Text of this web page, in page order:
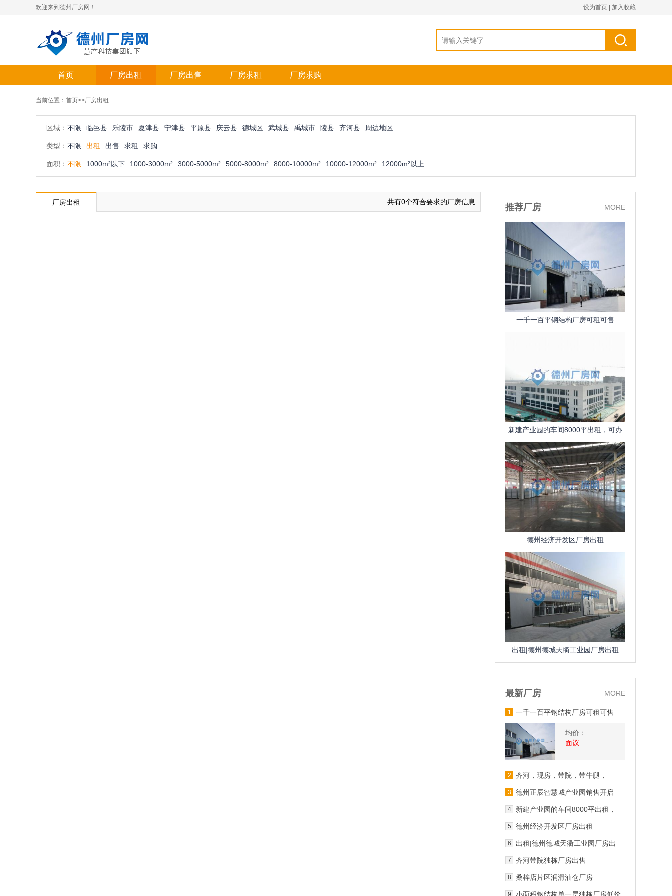
欢迎来到德州厂房网！ 设为首页 加入收藏
首页 厂房出租 厂房出售 厂房求租 厂房求购
当前位置： 首页>>厂房出租
区域： 不限 临邑县 乐陵市 夏津县 宁津县 平原县 庆云县 德城区 武城县 禹城市 陵县 齐河县 周边地区
类型： 不限 出租 出售 求租 求购
面积： 不限 1000m²以下 1000-3000m² 3000-5000m² 5000-8000m² 8000-10000m² 10000-12000m² 12000m²以上
厂房出租 共有0个符合要求的厂房信息
推荐厂房 MORE
一千一百平钢结构厂房可租可售
新建产业园的车间8000平出租，可办
公，交通便利
德州经济开发区厂房出租
出租|德州德城天衢工业园厂房出租
最新厂房 MORE
1 一千一百平钢结构厂房可租可售
均价：
面议
2
齐河，现房，带院，带牛腿，
3 德州正辰智慧城产业园销售开启
4
新建产业园的车间8000平出租，
5 德州经济开发区厂房出租
6
出租|德州德城天衢工业园厂房出
7 齐河带院独栋厂房出售
8 桑梓店片区润滑油仓厂房
9